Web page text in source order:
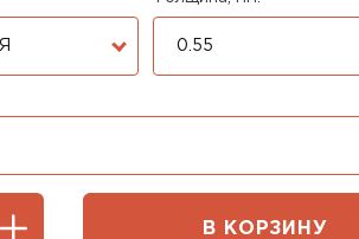
0.55
В КОРЗИНУ